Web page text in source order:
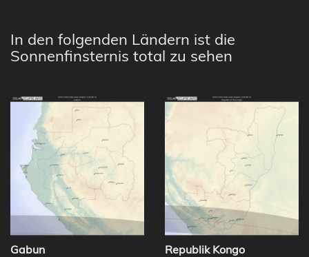
In den folgenden Ländern ist die
Sonnenfinsternis total zu sehen
Gabun Republik Kongo